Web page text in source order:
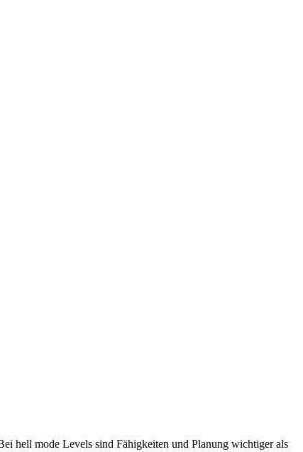
hell mode Levels sind Fähigkeiten und Planung wichtiger als